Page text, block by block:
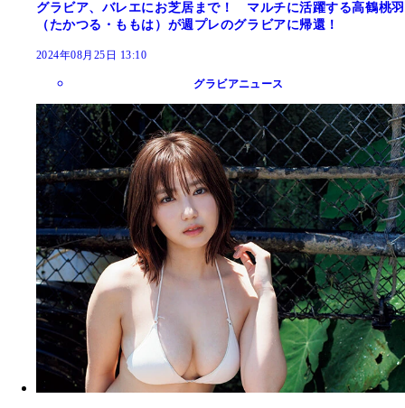
グラビア、バレエにお芝居まで！ マルチに活躍する高鶴桃羽
（たかつる・ももは）が週プレのグラビアに帰還！
2024年08月25日 13:10
グラビアニュース